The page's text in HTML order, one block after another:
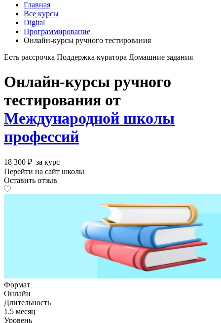
Главная
Все курсы
Digital
Программирование
Онлайн-курсы ручного тестирования
Есть рассрочка Поддержка куратора Домашние задания
Онлайн-курсы ручного
тестирования от
Международной школы
профессий
18 300 ₽ за курс
Перейти на сайт школы
Оставить отзыв
Формат
Онлайн
Длительность
1.5 месяц
Уровень